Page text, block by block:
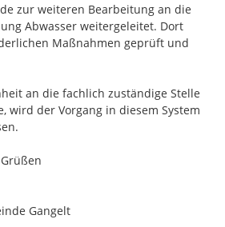
zur weiteren Bearbeitung an die
Abwasser weitergeleitet. Dort
Maßnahmen geprüft und
an die fachlich zuständige Stelle
wird der Vorgang in diesem System
Gangelt